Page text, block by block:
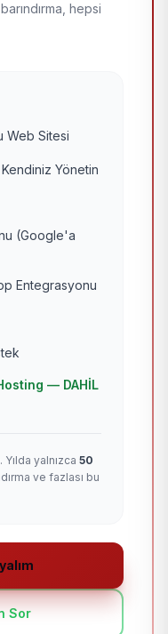
hepsi
Web Sitesi
Yönetin
(Google'a
Entegrasyonu
— DAHİL
yalnızca 50
ve fazlası bu
Sor